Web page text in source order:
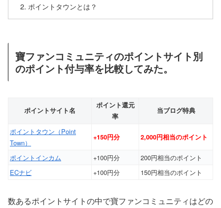
ポイントタウンとは？
寶ファンコミュニティのポイントサイト別
のポイント付与率を比較してみた。
ポイントサイト名
ポイント還元
率
当ブログ特典
ポイントタウン（Point
Town）
+150円分 2,000円相当のポイント
ポイントインカム +100円分
200円相当のポイント
ECナビ
+100円分 150円相当のポイント
数あるポイントサイトの中で寶ファンコミュニティはどの